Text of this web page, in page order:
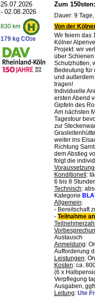
25.07.2026
- 02.08.2026
830 km
179 kg CO2e
Zum
Dauer: 9
Von der
Wir feiern das
Kölner
Projekt: wir
über
Schutzhütten,
Bedeutung
und
tragen!
Individuelle
ersten Abend
Gipfeln des
Am nächsten
Tagestour
zur
weiter ins
Richtung
dem Abstieg
folgt die
Konditionell :
6 bis 8
Technisch:
Kategorie
Allgemein:
- Bereitschaft
- Teilnahme
Austausch
Anmeldung:
Aufforderung
Leistungen:
Kosten: ca.
(6 x
Verpflegung
Ausgaben,
Leitung: Ute